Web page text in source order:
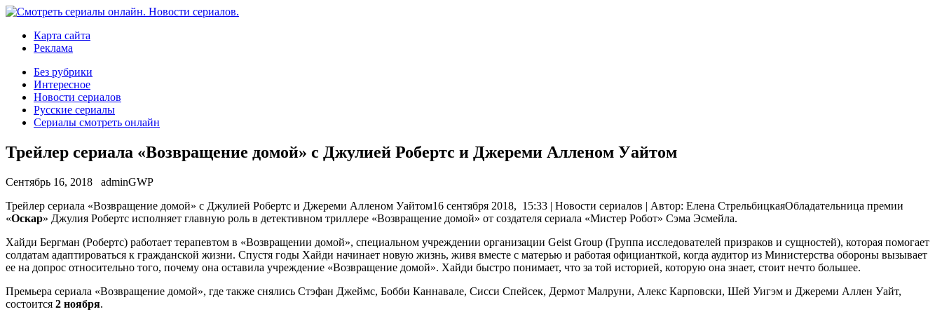
Карта сайта
Реклама
Без рубрики
Интересное
Новости сериалов
Русские сериалы
Сериалы смотреть онлайн
Трейлер сериала «Возвращение домой» с Джулией Робертс и Джереми Алленом Уайтом
Сентябрь 16, 2018
adminGWP
Трeйлeр сeриaлa «Возвращение домой» с Джулией Робертс и Джереми Алленом Уайтом16 сентября 2018, 15:33 | Новости сериалов | Автор: Елена СтрельбицкаяОбладательница премии
«Оскар» Джулия Робертс исполняет главную роль в детективном триллере «Возвращение домой» от создателя сериала «Мистер Робот» Сэма Эсмейла.
Хайди Бергман (Робертс) работает терапевтом в «Возвращении домой», специальном учреждении организации Geist Group (Группа исследователей призраков и сущностей), которая помогает
солдатам адаптироваться к гражданской жизни. Спустя годы Хайди начинает новую жизнь, живя вместе с матерью и работая официанткой, когда аудитор из Министерства обороны вызывает
ее на допрос относительно того, почему она оставила учреждение «Возвращение домой». Хайди быстро понимает, что за той историей, которую она знает, стоит нечто большее.
Премьера сериала «Возвращение домой», где также снялись Стэфан Джеймс, Бобби Каннавале, Сисси Спейсек, Дермот Малруни, Алекс Карповски, Шей Уигэм и Джереми Аллен Уайт,
состоится 2 ноября.